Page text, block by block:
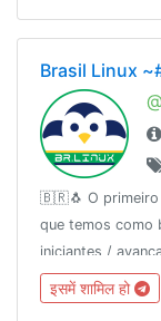
Brasil Linux
🇧🇷🐧 O primeiro
que temos como
iniciantes /
parceiros:http://
इसमें शामिल हो